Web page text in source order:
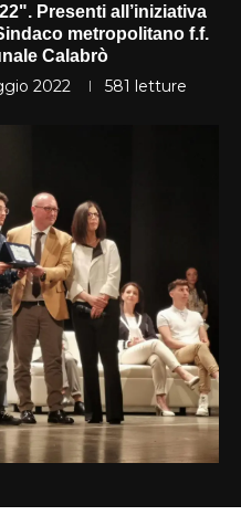
Presenti all’iniziativa
metropolitano f.f.
Calabrò
2022 581 letture